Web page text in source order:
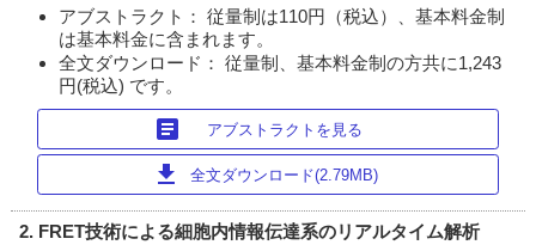
アブストラクト： 従量制は110円（税込）、基本料金制
は基本料金に含まれます。
全文ダウンロード： 従量制、基本料金制の方共に1,243
円(税込) です。
article アブストラクトを見る
download 全文ダウンロード(2.79MB)
2. FRET技術による細胞内情報伝達系のリアルタイム解析